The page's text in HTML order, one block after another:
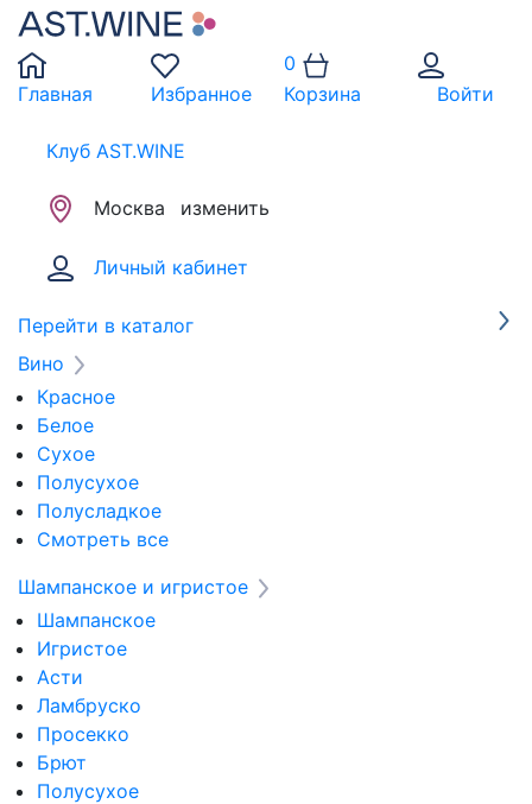
Главная Избранное
0
Корзина
Войти
Клуб AST.WINE
Москва изменить
Личный кабинет
Перейти в каталог
Вино
Красное
Белое
Сухое
Полусухое
Полусладкое
Смотреть все
Шампанское и игристое
Шампанское
Игристое
Асти
Ламбруско
Просекко
Брют
Полусухое